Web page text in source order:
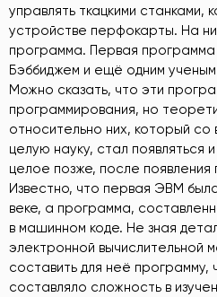
управлять ткацкими станками,
устройстве перфокарты. На
программа. Первая
Бэббиджем и ещё одним
Можно сказать, что эти
программирования, но
относительно них, который
целую науку, стал появляться
целое позже, после появления
Известно, что первая ЭВМ
веке, а программа,
в машинном коде. Не зная
электронной вычислительной
составить для неё программу,
составляло сложность в